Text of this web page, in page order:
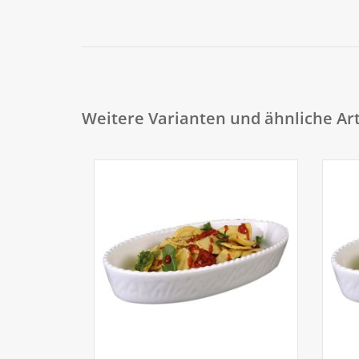
Weitere Varianten und ähnliche